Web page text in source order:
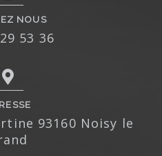
NOUS
53 36
93160 Noisy le